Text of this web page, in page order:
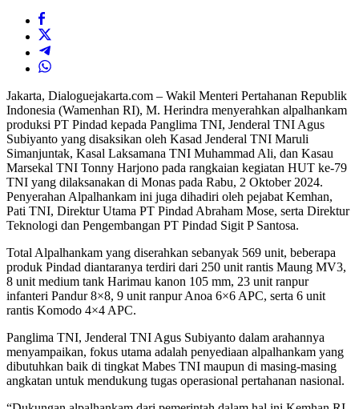
Jakarta, Dialoguejakarta.com – Wakil Menteri Pertahanan Republik
Indonesia (Wamenhan RI), M. Herindra menyerahkan alpalhankam
produksi PT Pindad kepada Panglima TNI, Jenderal TNI Agus
Subiyanto yang disaksikan oleh Kasad Jenderal TNI Maruli
Simanjuntak, Kasal Laksamana TNI Muhammad Ali, dan Kasau
Marsekal TNI Tonny Harjono pada rangkaian kegiatan HUT ke-79
TNI yang dilaksanakan di Monas pada Rabu, 2 Oktober 2024.
Penyerahan Alpalhankam ini juga dihadiri oleh pejabat Kemhan,
Pati TNI, Direktur Utama PT Pindad Abraham Mose, serta Direktur
Teknologi dan Pengembangan PT Pindad Sigit P Santosa.
Total Alpalhankam yang diserahkan sebanyak 569 unit, beberapa
produk Pindad diantaranya terdiri dari 250 unit rantis Maung MV3,
8 unit medium tank Harimau kanon 105 mm, 23 unit ranpur
infanteri Pandur 8×8, 9 unit ranpur Anoa 6×6 APC, serta 6 unit
rantis Komodo 4×4 APC.
Panglima TNI, Jenderal TNI Agus Subiyanto dalam arahannya
menyampaikan, fokus utama adalah penyediaan alpalhankam yang
dibutuhkan baik di tingkat Mabes TNI maupun di masing-masing
angkatan untuk mendukung tugas operasional pertahanan nasional.